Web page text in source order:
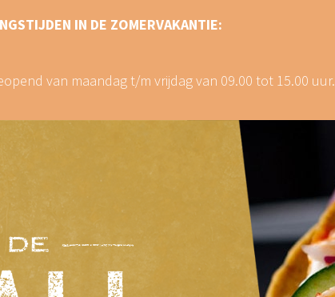
IN DE ZOMERVAKANTIE:
van maandag t/m vrijdag van 09.00 tot 15.00 uur.